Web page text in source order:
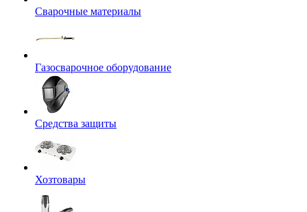
Сварочные материалы
Газосварочное оборудование
Средства защиты
Хозтовары